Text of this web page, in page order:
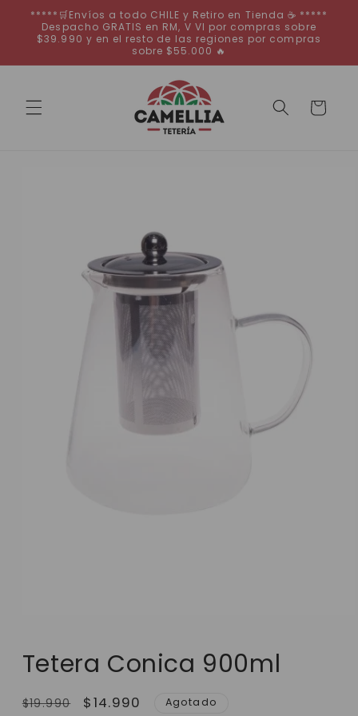
directamente
al contenido
*****🛒Envíos a todo CHILE y Retiro en Tienda ☕ *****
Despacho GRATIS en RM, V VI por compras sobre
$39.990 y en el resto de las regiones por compras
sobre $55.000 🔥
Carrito
Tetera Conica 900ml
Precio
$19.990
Precio
$14.990 Agotado